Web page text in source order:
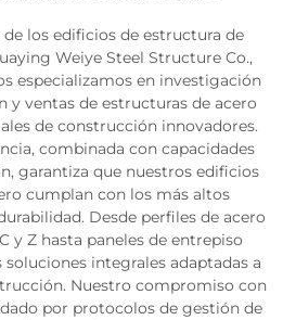
de los edificios de estructura de
Weiye Steel Structure Co.,
especializamos en investigación
y ventas de estructuras de acero
de construcción innovadores.
combinada con capacidades
garantiza que nuestros edificios
cumplan con los más altos
Desde perfiles de acero
y Z hasta paneles de entrepiso
integrales adaptadas a
Nuestro compromiso con
por protocolos de gestión de